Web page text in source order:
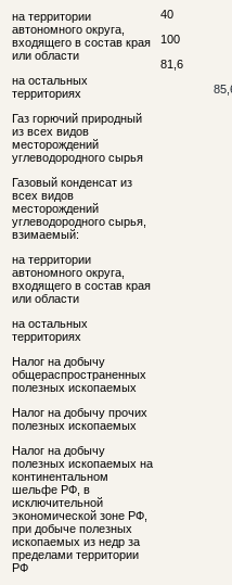
на территории
автономного округа,
входящего в состав края
или области
на остальных
территориях
Газ горючий природный
из всех видов
месторождений
углеводородного сырья
Газовый конденсат из
всех видов
месторождений
углеводородного сырья,
взимаемый:
на территории
автономного округа,
входящего в состав края
или области
на остальных
территориях
Налог на добычу
общераспространенных
полезных ископаемых
Налог на добычу прочих
полезных ископаемых
Налог на добычу
полезных ископаемых на
континентальном
шельфе РФ, в
исключительной
экономической зоне РФ,
при добыче полезных
ископаемых из недр за
пределами территории
РФ
40
100
81,6